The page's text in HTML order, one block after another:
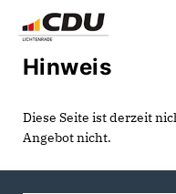
Hinweis
Diese Seite ist derzeit
Angebot nicht.